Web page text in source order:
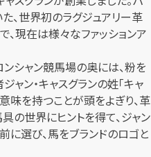
、世界初のラグジュアリー革
、現在は様々なファッションア
シャン競馬場の奥には、粉を
ャン・キャスグランの姓「キャ
味を持つことが頭をよぎり、革
世界にヒントを得て、ジャン
に選び、馬をブランドのロゴと